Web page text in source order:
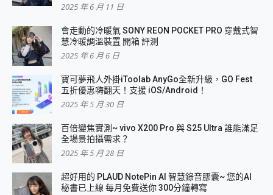
2025 年 6 月 11 日
會走動的冷暖氣 SONY REON POCKET PRO 穿戴式智
慧冷暖調溫裝置 開箱 評測
2025 年 6 月 6 日
寶可夢飛人外掛iToolab AnyGo全新升級，GO Fest
五折優惠嗨翻天！支援 iOS/Android！
2025 年 5 月 30 日
百倍變焦實測~ vivo X200 Pro 與 S25 Ultra 誰能滿足
全場景拍攝需求？
2025 年 5 月 28 日
超好用的 PLAUD NotePin AI 智慧錄音膠囊~ 您的AI
秘書已上線 每月免費送你 300分鐘轉寫